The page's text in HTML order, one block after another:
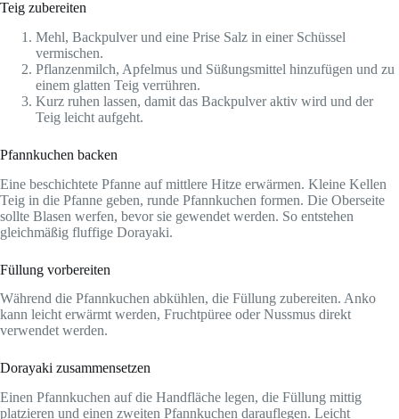
Teig zubereiten
Mehl, Backpulver und eine Prise Salz in einer Schüssel
vermischen.
Pflanzenmilch, Apfelmus und Süßungsmittel hinzufügen und zu
einem glatten Teig verrühren.
Kurz ruhen lassen, damit das Backpulver aktiv wird und der
Teig leicht aufgeht.
Pfannkuchen backen
Eine beschichtete Pfanne auf mittlere Hitze erwärmen. Kleine Kellen
Teig in die Pfanne geben, runde Pfannkuchen formen. Die Oberseite
sollte Blasen werfen, bevor sie gewendet werden. So entstehen
gleichmäßig fluffige Dorayaki.
Füllung vorbereiten
Während die Pfannkuchen abkühlen, die Füllung zubereiten. Anko
kann leicht erwärmt werden, Fruchtpüree oder Nussmus direkt
verwendet werden.
Dorayaki zusammensetzen
Einen Pfannkuchen auf die Handfläche legen, die Füllung mittig
platzieren und einen zweiten Pfannkuchen darauflegen. Leicht